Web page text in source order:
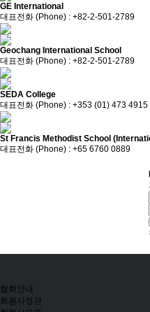
GE International
대표전화 (Phone) : +82-2-501-2789
Geochang International School
대표전화 (Phone) : +82-2-501-2789
SEDA College
대표전화 (Phone) : +353 (01) 473
St Francis Methodist School
대표전화 (Phone) : +65 6760 0889
협회안내
회원사정관